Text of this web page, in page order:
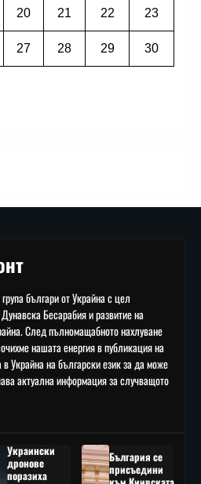
20 21 22 23
27 28 29 30
българи от Украйна с цел
Бесарабия и развитие на
След пълномащабното нахлуване
нашата енергия в публикация на
Украйна на български език за да може
актуална информация за случващото
Украински
дронове
поразиха
България се
присъедини